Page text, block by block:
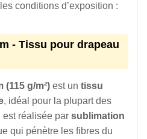
conditions d’exposition :
- Tissu pour drapeau
(115 g/m²) est un tissu
, idéal pour la plupart des
est réalisée par sublimation
qui pénètre les fibres du